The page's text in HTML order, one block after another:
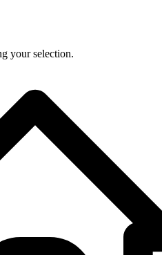
your selection.